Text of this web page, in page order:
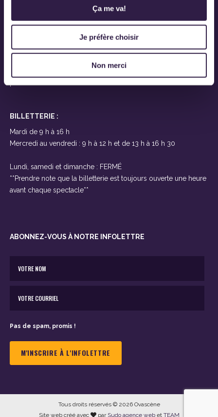
Ça me va!
Je préfère choisir
Non merci
(Québec) G6E 1E6
Près de Lévis et Québec
À seulement 25 minutes des ponts
F
BILLETTERIE :
Mardi de 9 h à 16 h
Mercredi au vendredi : 9 h à 12 h et de 13 h à 16 h 30
Lundi, samedi et dimanche : FERMÉ
**Prendre note que la billetterie est toujours ouverte une heure
avant chaque spectacle**
ABONNEZ-VOUS À NOTRE INFOLETTRE
Pas de spam, promis !
Tous droits réservés © 2026 Ovascène
Site web créé avec
par Sudo agence webet TEAM